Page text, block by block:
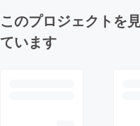
このプロジェクトを
ています